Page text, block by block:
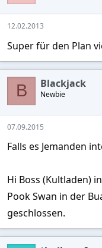
12.02.2013
Super für den Plan
B Blackjack
Newbie
07.09.2015
Falls es Jemanden
Hi Boss (Kultladen)
Pook Swan in der
geschlossen.